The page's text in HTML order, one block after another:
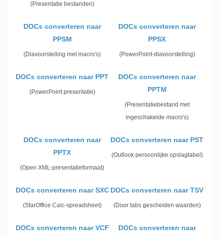
(Presentatie bestanden)
DOCs converteren naar
PPSM
(Diavoorstelling met macro's)
DOCs converteren naar
PPSX
(PowerPoint-diavoorstelling)
DOCs converteren naar PPT
(PowerPoint presentatie)
DOCs converteren naar
PPTM
(Presentatiebestand met
ingeschakelde macro's)
DOCs converteren naar
PPTX
(Open XML-presentatieformaat)
DOCs converteren naar PST
(Outlook persoonlijke opslagtabel)
DOCs converteren naar SXC
(StarOffice Calc-spreadsheet)
DOCs converteren naar TSV
(Door tabs gescheiden waarden)
DOCs converteren naar VCF
DOCs converteren naar